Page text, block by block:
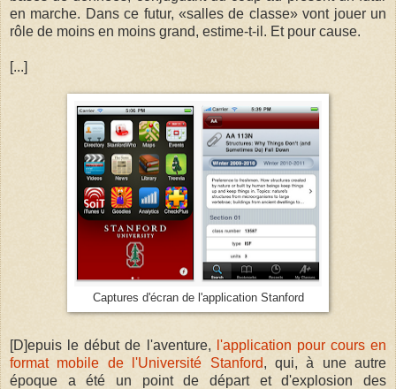
en marche. Dans ce futur, «salles de classe» vont jouer un
rôle de moins en moins grand, estime-t-il. Et pour cause.
[...]
Captures d'écran de l'application Stanford
[D]epuis le début de l'aventure,
l'application pour cours en
format mobile de l'Université Stanford, qui, à une autre
époque a été un point de départ et d'explosion des